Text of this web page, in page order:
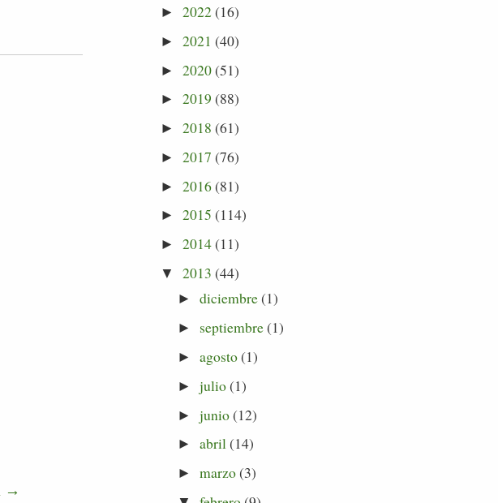
► 2022(16)
► 2021 (40)
► 2020(51)
► 2019 (88)
► 2018 (61)
► 2017 (76)
► 2016(81)
► 2015 (114)
► 2014(11)
▼ 2013 (44)
►diciembre(1)
► septiembre(1)
►agosto(1)
►julio(1)
►junio(12)
►abril(14)
►marzo(3)